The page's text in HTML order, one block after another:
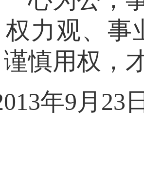
权力观、事
谨慎用权，
年9月